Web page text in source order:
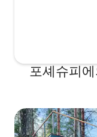
포셰슈피